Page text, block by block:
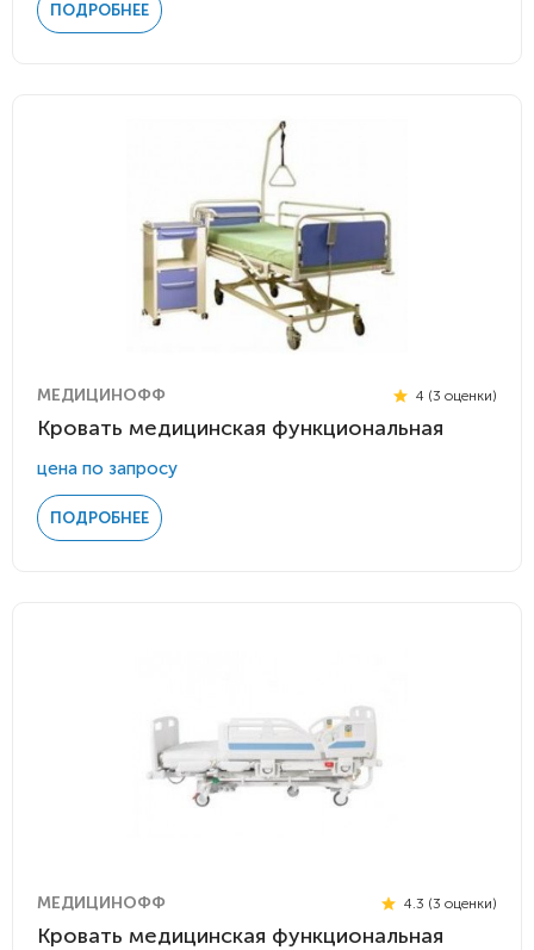
ПОДРОБНЕЕ
МЕДИЦИНОФФ 4 (3 оценки)
Кровать медицинская функциональная
цена по запросу
ПОДРОБНЕЕ
МЕДИЦИНОФФ 4.3 (3 оценки)
Кровать медицинская функциональная